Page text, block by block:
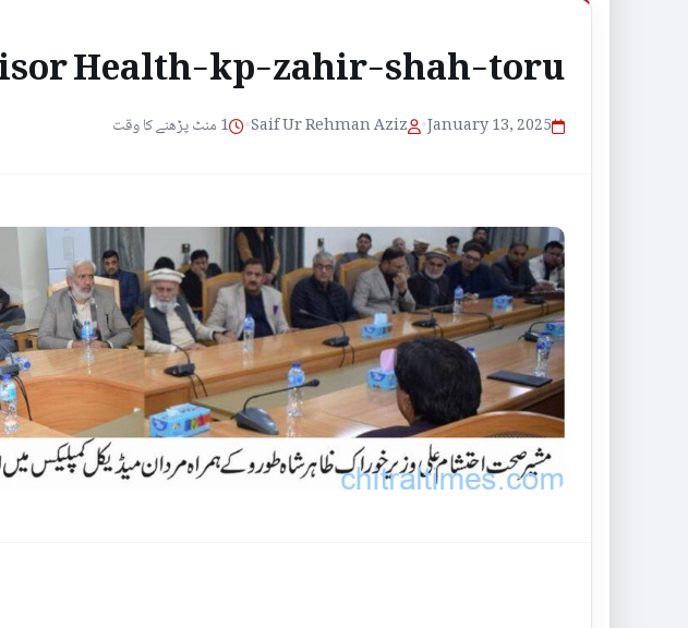
Health-kp-zahir-shah-toru
January 13, 2025
•
Saif Ur Rehman Aziz
• 1 منٹ پڑھنے کا وقت